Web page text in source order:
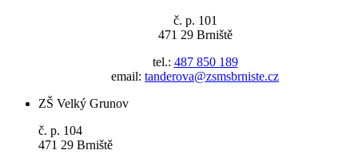
č. p. 101
471 29 Brniště
tel.: 487 850 189
email: tanderova@zsmsbrniste.cz
ZŠ Velký Grunov
č. p. 104
471 29 Brniště